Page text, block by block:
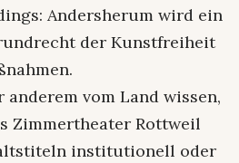
Andersherum wird ein
der Kunstfreiheit
vom Land wissen,
Zimmertheater Rottweil
institutionell oder